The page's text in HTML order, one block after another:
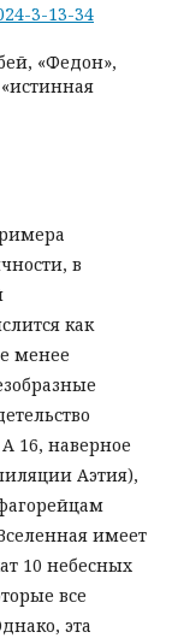
3-13-34
«Федон»,
в
как
менее
16, наверное
Аэтия),
имеет
10 небесных
все
эта